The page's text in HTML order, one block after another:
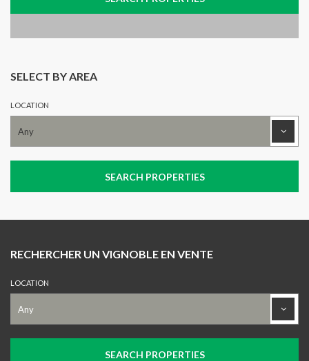
SELECT BY AREA
LOCATION
RECHERCHER UN VIGNOBLE EN VENTE
LOCATION